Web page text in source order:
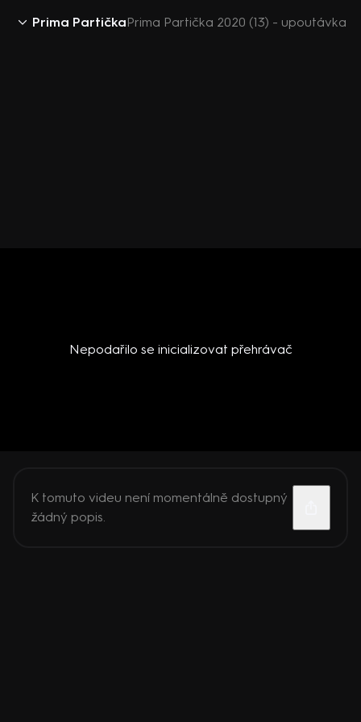
Prima PartičkaPrima Partička 2020 (13) - upoutávka
Nepodařilo se inicializovat přehrávač
K tomuto videu není momentálně dostupný
žádný popis.